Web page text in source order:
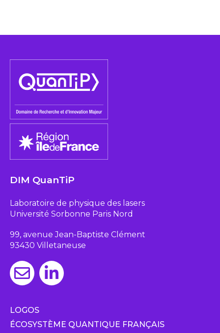
DIM QuanTiP
Laboratoire de physique des lasers
Université Sorbonne Paris Nord
99, avenue Jean-Baptiste Clément
93430 Villetaneuse
LOGOS
ÉCOSYSTÈME QUANTIQUE FRANÇAIS